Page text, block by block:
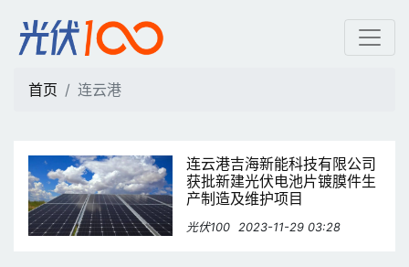
连云港 | 光伏100
首页 连云港
连云港吉海新能科技有限公司
获批新建光伏电池片镀膜件生
产制造及维护项目
光伏100 2023-11-29 03:28